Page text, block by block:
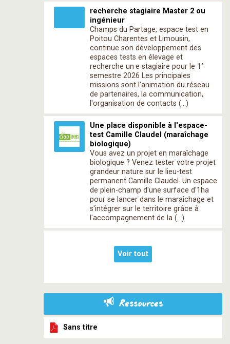
recherche stagiaire Master 2 ou
ingénieur
Champs du Partage, espace test en
Poitou Charentes et Limousin,
continue son développement des
espaces tests en élevage et
recherche un·e stagiaire pour le 1°
semestre 2026 Les principales
missions sont l'animation du réseau
de partenaires, la communication,
l'organisation de contacts (…)
Une place disponible à l'espace-
test Camille Claudel (maraîchage
biologique)
Vous avez un projet en maraîchage
biologique ? Venez tester votre projet
grandeur nature sur le lieu-test
permanent Camille Claudel. Un espace
de plein-champ d'une surface d'1ha
pour se lancer dans le maraîchage et
s'intégrer sur le territoire grâce à
l'accompagnement de la (…)
Voir tout
Ressources
Sans titre